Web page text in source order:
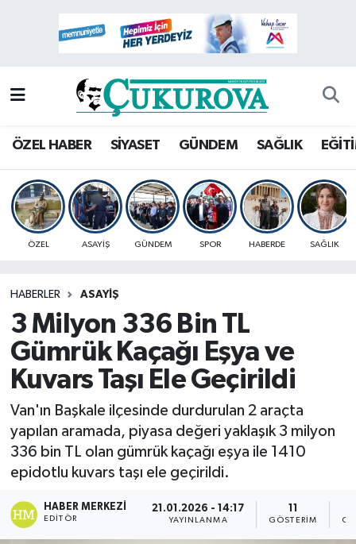
ÖZEL HABER SİYASET GÜNDEM SAĞLIK
ÖZEL ASAYİŞ GÜNDEM SPOR HABERDE SAĞLIK
HABERLER ASAYİŞ
3 Milyon 336 Bin TL
Gümrük Kaçağı Eşya ve
Kuvars Taşı Ele Geçirildi
Van'ın Başkale ilçesinde durdurulan 2 araçta
yapılan aramada, piyasa değeri yaklaşık 3 milyon
336 bin TL olan gümrük kaçağı eşya ile 1410
epidotlu kuvars taşı ele geçirildi.
HABER MERKEZI
EDITÖR
21.01.2026 - 14:17
YAYINLANMA GÖSTERIM
Mersin Hava Durumu
Mersin Namaz Vakitleri
Mersin Trafik Yoğunluk Haritası
Süper Lig Puan Durumu ve Fikstür
Son Dakika Haberleri
Haber Arşivi